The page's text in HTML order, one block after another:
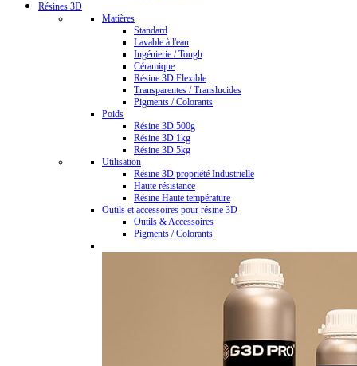
Résines 3D
Matières
Standard
Lavable à l'eau
Ingénierie / Tough
Céramique
Résine 3D Flexible
Transparentes / Translucides
Pigments / Colorants
Poids
Résine 3D 500g
Résine 3D 1kg
Résine 3D 5kg
Utilisation
Résine 3D propriété Industrielle
Haute résistance
Résine Haute température
Outils et accessoires pour résine 3D
Outils & Accessoires
Pigments / Colorants